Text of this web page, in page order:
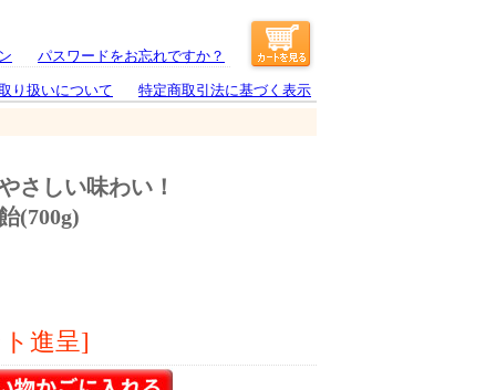
パスワードをお忘れですか？
り扱いについて 特定商取引法に基づく表示
さしい味わい！
(700g)
進呈]